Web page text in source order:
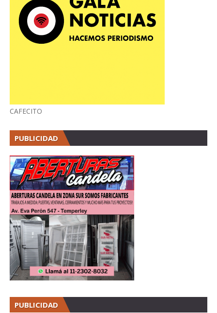
CAFECITO
PUBLICIDAD
PUBLICIDAD